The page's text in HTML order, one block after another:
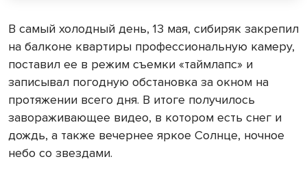
В самый холодный день, 13 мая, сибиряк закрепил
на балконе квартиры профессиональную камеру,
поставил ее в режим съемки «таймлапс» и
записывал погодную обстановка за окном на
протяжении всего дня. В итоге получилось
завораживающее видео, в котором есть снег и
дождь, а также вечернее яркое Солнце, ночное
небо со звездами.